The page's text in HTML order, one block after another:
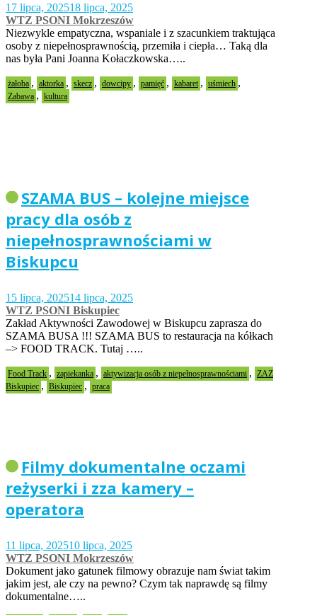
17 lipca, 202518 lipca, 2025
WTZ PSONI Mokrzeszów
Niezwykle empatyczna, wspaniale i z szacunkiem traktująca
osoby z niepełnosprawnością, przemiła i ciepła… Taką dla
nas była Pani Joanna Kołaczkowska…..
żałoba , aktorka , skecz , dowcipy , pamięć , kabaret , uśmiech ,
Zabawa , kultura
SZAMA BUS – kolejne miejsce
pracy dla osób z
niepełnosprawnościami w
Biskupcu
15 lipca, 202514 lipca, 2025
WTZ PSONI Biskupiec
Zakład Aktywności Zawodowej w Biskupcu zaprasza do
SZAMA BUSA !!! SZAMA BUS to restauracja na kółkach
–> FOOD TRACK. Tutaj …..
Food Track , zapiekanka , aktywizacja osób z niepełnosprawnościami ,
ZAZ
Biskupiec , Biskupiec , praca
Filmy dokumentalne oczami
reżyserki i zza kamery –
operatora
11 lipca, 202510 lipca, 2025
WTZ PSONI Mokrzeszów
Dokument jako gatunek filmowy obrazuje nam świat takim
jakim jest, ale czy na pewno? Czym tak naprawdę są filmy
dokumentalne…..